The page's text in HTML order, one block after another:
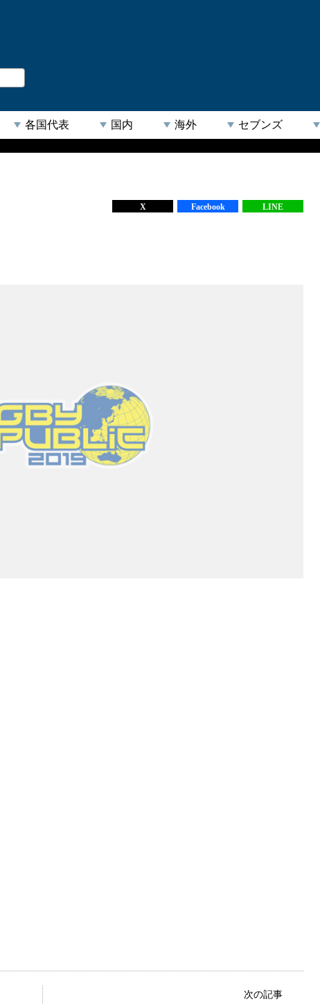
各国代表 国内 海外 セブンズ
X Facebook LINE
次の記事